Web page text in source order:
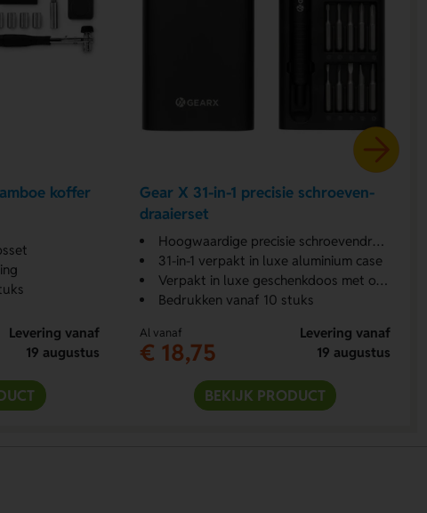
koffer
Levering vanaf
19 augustus
Gear X 31-in-1 precisie schroeven-
draaierset
Hoogwaardige precisie schroevendraaierset
31-in-1 verpakt in luxe aluminium case
Verpakt in luxe geschenkdoos met opdruk
Bedrukken vanaf 10 stuks
Al vanaf
€ 18,75
Levering vanaf
19 augustus
BEKIJK PRODUCT